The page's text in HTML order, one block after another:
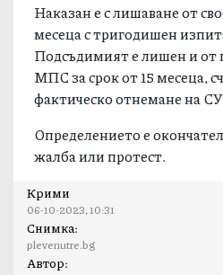
Крими
06-10-2023, 10:31
Снимка:
plevenutre.bg
Автор:
Наказан е с лишаване от
месеца с тригодишен
Подсъдимият е лишен и от
МПС за срок от 15 месеца,
фактическо отнемане на
Определението е
жалба или протест.